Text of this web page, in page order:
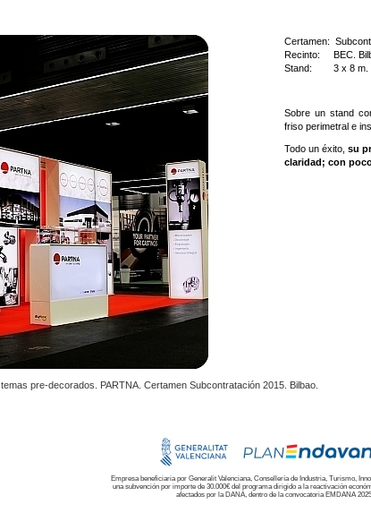
Certamen:
Recinto: BEC.
Stand: 3 x 8 m.
Sobre un stand
friso perimetral e
Todo un éxito,su
claridad; con
pre-decorados. PARTNA. Certamen Subcontratación 2015. Bilbao.
Empresa beneficiaria por Generalit Valenciana, Consellería de Industria, Turismo,
una subvención por importe de 30.000€ del programa dirigido a la reactivación
afectados por la DANA, dentro de la convocatoria EMDANA